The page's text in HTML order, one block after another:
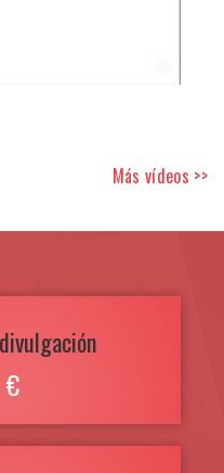
Más vídeos >>
€